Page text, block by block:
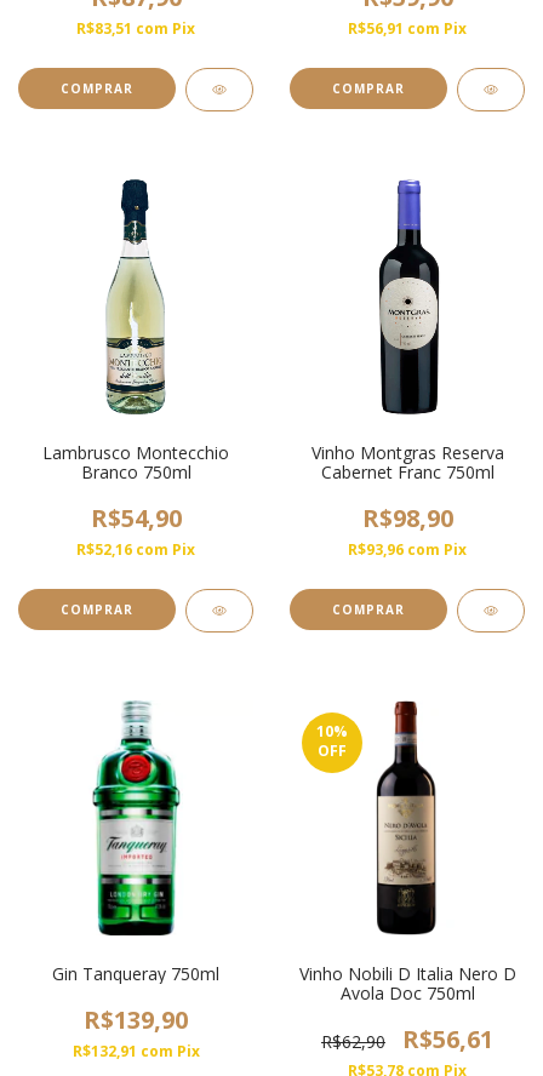
R$83,51 com Pix R$56,91 com Pix
COMPRAR
Lambrusco Montecchio
Branco 750ml
R$54,90
R$52,16 com Pix
Vinho Montgras Reserva
Cabernet Franc 750ml
R$98,90
R$93,96 com Pix
Gin Tanqueray 750ml
R$139,90
R$132,91 com Pix
10%
OFF
Vinho Nobili D Italia Nero D
Avola Doc 750ml
R$62,90 R$56,61
R$53,78 com Pix